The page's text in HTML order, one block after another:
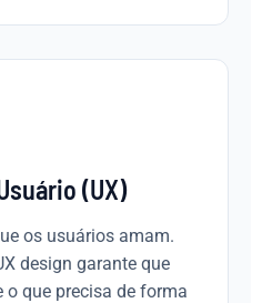
(UX)
os usuários amam.
design garante que
o que precisa de forma